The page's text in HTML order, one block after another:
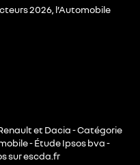
2026, l’Automobile
et Dacia - Catégorie
- Étude Ipsos bva -
sur escda.fr